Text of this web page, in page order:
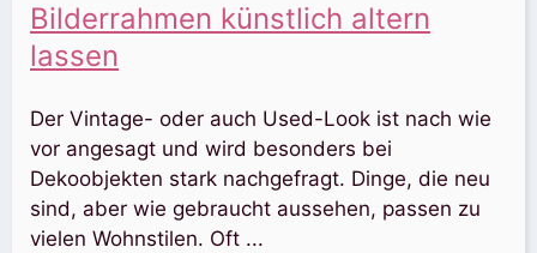
Bilderrahmen künstlich altern
lassen
Der Vintage- oder auch Used-Look ist nach wie
vor angesagt und wird besonders bei
Dekoobjekten stark nachgefragt. Dinge, die neu
sind, aber wie gebraucht aussehen, passen zu
vielen Wohnstilen. Oft ...